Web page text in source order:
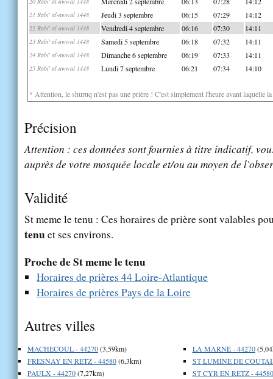
21 Rabi' al-awwal 1448 Jeudi 3 septembre 06:15 07:29 14:12
22 Rabi' al-awwal 1448 Vendredi 4 septembre 06:16 07:30 14:11
23 Rabi' al-awwal 1448 Samedi 5 septembre 06:18 07:32 14:11
24 Rabi' al-awwal 1448 Dimanche 6 septembre 06:19 07:33 14:11
25 Rabi' al-awwal 1448 Lundi 7 septembre 06:21 07:34 14:10
* Attention, le shuruq n'est pas une prière ! C'est simplement l'heure avant laquelle
Précision
Attention : ces données sont fournies à titre indicatif,
auprès de votre mosquée locale et/ou au moyen de
Validité
St meme le tenu : Ces horaires de prière sont valables
tenuet ses environs.
Proche de St meme le tenu
Horaires de prières 44 Loire-Atlantique
Horaires de prières Pays de la Loire
Autres villes
MACHECOUL - 44270(3,59km)
FRESNAY EN RETZ - 44580(6,3km)
PAULX - 44270(7,27km)
LA MARNE - 44270
ST LUMINE DE
ST CYR EN RETZ - 44580